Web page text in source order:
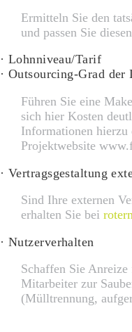
Ermitteln Sie den
und passen Sie
· Lohnniveau/Tarif
· Outsourcing-Grad der
Führen Sie eine
sich hier Kosten
Informationen hierzu
Projektwebsite
· Vertragsgestaltung
Sind Ihre externen
erhalten Sie bei
· Nutzerverhalten
Schaffen Sie
Mitarbeiter zur
(Mülltrennung,